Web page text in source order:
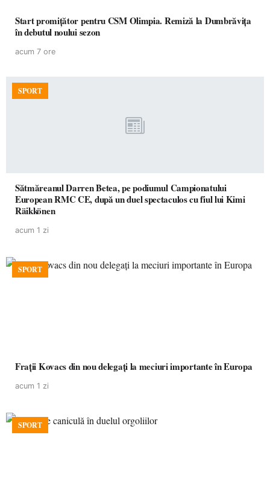
Start promițător pentru CSM Olimpia. Remiză la Dumbrăvița
în debutul noului sezon
acum 7 ore
SPORT
Sătmăreanul Darren Betea, pe podiumul Campionatului
European RMC CE, după un duel spectaculos cu fiul lui Kimi
Räikkönen
acum 1 zi
SPORT
Frații Kovacs din nou delegați la meciuri importante în Europa
acum 1 zi
SPORT